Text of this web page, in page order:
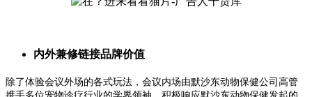
内外兼修链接品牌价值
除了体验会议外场的各式玩法，会议内场由默沙东动物保健公司高管